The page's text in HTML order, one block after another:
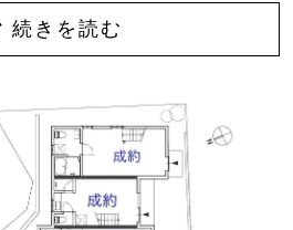
マーが仲間入りしました。
土間のメゾネットタイプ。
まで。サロンやアトリエ、
で、1階を作業スペース、2
棲み分けもできそうです。
屋や専用庭のある部屋ま